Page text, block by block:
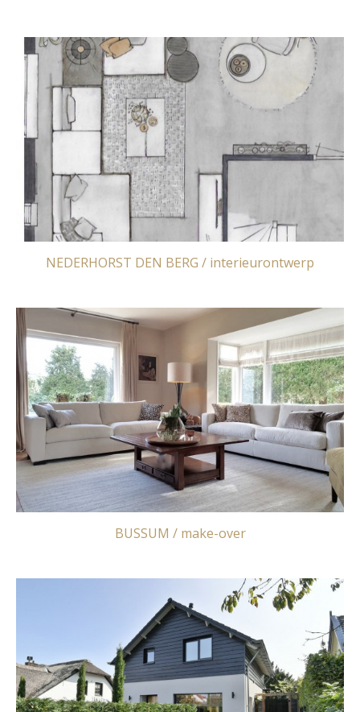
NEDERHORST DEN BERG / interieurontwerp
BUSSUM / make-over